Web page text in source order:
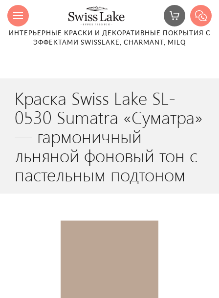
ИНТЕРЬЕРНЫЕ КРАСКИ И ДЕКОРАТИВНЫЕ ПОКРЫТИЯ С
ЭФФЕКТАМИ SWISSLAKE, CHARMANT, MILQ
Краска Swiss Lake SL-
0530 Sumatra «Суматра»
— гармоничный
льняной фоновый тон с
пастельным подтоном